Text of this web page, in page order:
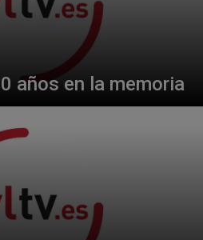
años en la memoria